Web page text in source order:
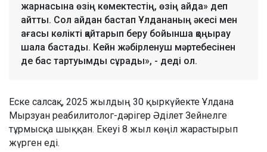
жарнасына өзің көмектестің, өзің айда» деп
айтты. Сол айдан бастап Ұлдананың әкесі мен
ағасы көлікті қайтарып беру бойынша қоңырау
шала бастады. Кейн жәбірленуш мәртебесінен
де бас тартуымды сұрады», - деді ол.
Еске салсақ, 2025 жылдың 30 қыркүйекте Ұлдана
Мырзуан реабилитолог-дәрігер Әділет Зейнелге
тұрмысқа шыққан. Екеуі 8 жыл көңіл жарастырып
жүрген еді.